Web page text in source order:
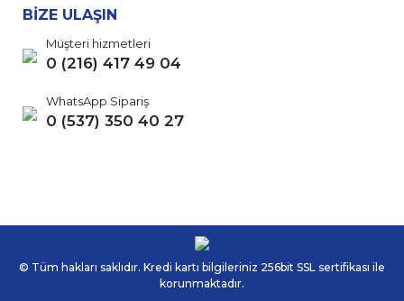
BİZE ULAŞIN
Müşteri hizmetleri
0 (216) 417 49 04
WhatsApp Sipariş
0 (537) 350 40 27
© Tüm hakları saklıdır. Kredi kartı bilgileriniz 256bit SSL sertifikası ile
korunmaktadır.